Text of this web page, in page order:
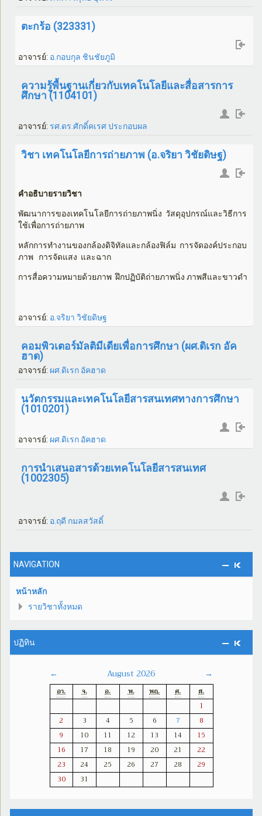
ตะกร้อ (323331)
อาจารย์: อ.กอบกุล ชินชัยภูมิ
ความรู้พื้นฐานเกี่ยวกับเทคโนโลยีและสื่อสารการ
ศึกษา (1104101)
อาจารย์: รศ.ดร.ศักดิ์คเรศ ประกอบผล
วิชา เทคโนโลยีการถ่ายภาพ (อ.จริยา วิชัยดิษฐ)
คำอธิบายรายวิชา
พัฒนาการของเทคโนโลยีการถ่ายภาพนิ่ง วัสดุอุปกรณ์และวิธีการ
ใช้เพื่อการถ่ายภาพ
หลักการทำงานของกล้องดิจิทัลและกล้องฟิล์ม การจัดองค์ประกอบ
ภาพ การจัดแสง และฉาก
การสื่อความหมายด้วยภาพ ฝึกปฏิบัติถ่ายภาพนิ่ง ภาพสีและขาวดำ
อาจารย์: อ.จริยา วิชัยดิษฐ
คอมพิวเตอร์มัลติมีเดียเพื่อการศึกษา (ผศ.ดิเรก อัค
ฮาด)
อาจารย์: ผศ.ดิเรก อัคฮาด
นวัตกรรมและเทคโนโลยีสารสนเทศทางการศึกษา
(1010201)
อาจารย์: ผศ.ดิเรก อัคฮาด
การนำเสนอสารด้วยเทคโนโลยีสารสนเทศ
(1002305)
อาจารย์: อ.ฤดี กมลสวัสดิ์
NAVIGATION
หน้าหลัก
รายวิชาทั้งหมด
ปฏิทิน
← August 2026 →
อา. จ. อ. พ. พฤ. ศ.
ส.
1
2
3 4 5 6 7
8
9
10 11 12 13 14
15
16
17 18 19 20 21
22
23
24 25 26 27 28
29
30
31